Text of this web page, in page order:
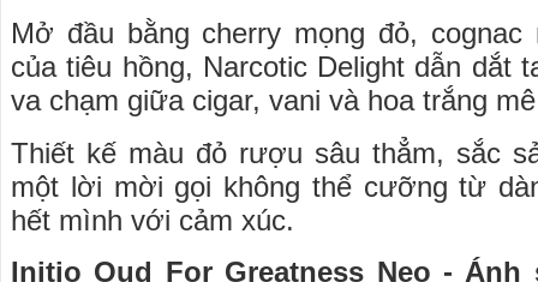
Mở đầu bằng cherry mọng đỏ,
của tiêu hồng, Narcotic Delight dẫn dắt
va chạm giữa cigar, vani và hoa trắng
Thiết kế màu đỏ rượu sâu thẳm, sắc
một lời mời gọi không thể cưỡng từ
hết mình với cảm xúc.
Initio Oud For Greatness Neo -